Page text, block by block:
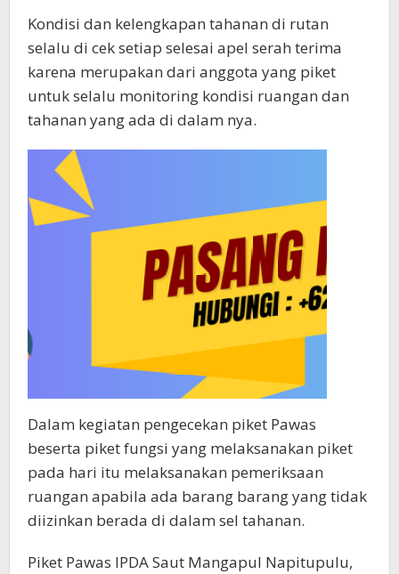
Kondisi dan kelengkapan tahanan di rutan
selalu di cek setiap selesai apel serah terima
karena merupakan dari anggota yang piket
untuk selalu monitoring kondisi ruangan dan
tahanan yang ada di dalam nya.
Dalam kegiatan pengecekan piket Pawas
beserta piket fungsi yang melaksanakan piket
pada hari itu melaksanakan pemeriksaan
ruangan apabila ada barang barang yang tidak
diizinkan berada di dalam sel tahanan.
Piket Pawas IPDA Saut Mangapul Napitupulu,